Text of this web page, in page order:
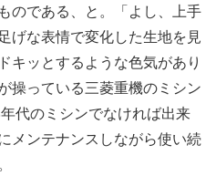
のである、と。「よし、上手
げな表情で変化した生地を見
キッとするような色気があり
操っている三菱重機のミシン
代のミシンでなければ出来
メンテナンスしながら使い続